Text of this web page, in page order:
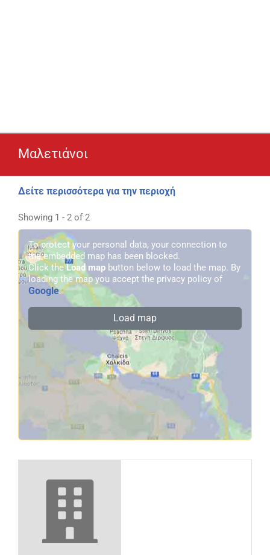
Μαλετιάνοι
Δείτε περισσότερα για την περιοχή
Showing 1 - 2 of 2
To protect your personal data, your connection to
the embedded map has been blocked.
Click theLoad map button below to load the map. By
loading the map you accept the privacy policy of
Google.
Load map